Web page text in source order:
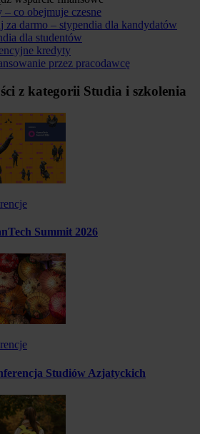
– co obejmuje czesne
za darmo – stypendia dla kandydatów
dla studentów
kredyty
przez pracodawcę
z kategorii Studia i szkolenia
Summit 2026
Studiów Azjatyckich